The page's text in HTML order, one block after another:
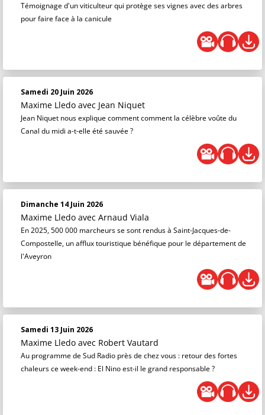
Témoignage d'un viticulteur qui protège ses vignes avec des arbres
pour faire face à la canicule
Samedi 20 Juin 2026
Maxime Lledo avec Jean Niquet
Jean Niquet nous explique comment comment la célèbre voûte du
Canal du midi a-t-elle été sauvée ?
Dimanche 14 Juin 2026
Maxime Lledo avec Arnaud Viala
En 2025, 500 000 marcheurs se sont rendus à Saint-Jacques-de-
Compostelle, un afflux touristique bénéfique pour le département de
l'Aveyron
Samedi 13 Juin 2026
Maxime Lledo avec Robert Vautard
Au programme de Sud Radio près de chez vous : retour des fortes
chaleurs ce week-end : El Nino est-il le grand responsable ?